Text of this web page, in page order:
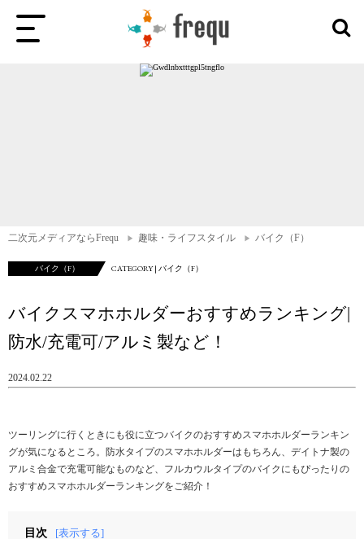
二次元メディアならFrequ 趣味・ライフスタイル バイク（F）
バイク（F） CATEGORY | バイク（F）
バイクスマホホルダーおすすめランキング|
防水/充電可/アルミ製など！
2024.02.22
ツーリングに行くときにも役に立つバイクのおすすめスマホホルダーランキン
グが気になるところ。防水タイプのスマホホルダーはもちろん、デイトナ製の
アルミ合金で充電可能なものなど、フルカウルタイプのバイクにもぴったりの
おすすめスマホホルダーランキングをご紹介！
目次 [表示する]